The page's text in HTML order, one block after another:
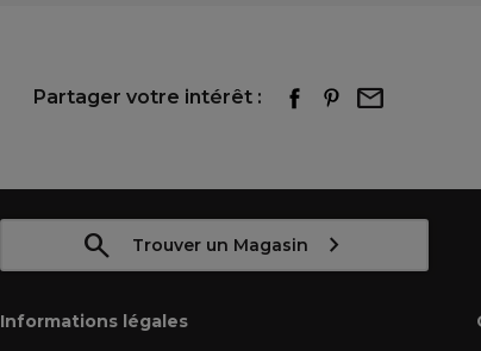
Partager votre intérêt :
Trouver un Magasin
Informations légales